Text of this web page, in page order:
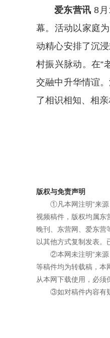
爱东营讯 8月
幕。活动以家庭
动精心安排了沉
村振兴脉动。在“
交融中升华情谊
了相识相知、相
版权与免责声明
①凡本网注明“来源
视频稿件，版权均属东
晚刊、东营网、爱东营
以其他方式复制发表。
②本网未注明“来源
等稿件均为转载稿，本
从本网下载使用，必须
③如对稿件内容有